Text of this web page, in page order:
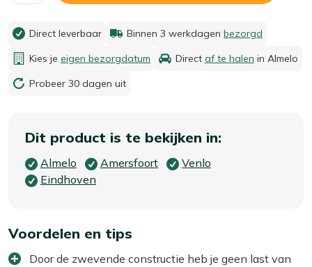
Direct leverbaar Binnen 3 werkdagen bezorgd
Kies je eigen bezorgdatum Direct af te halen in Almelo
Probeer 30 dagen uit
Dit product is te bekijken in:
Almelo Amersfoort
Venlo
Eindhoven
Voordelen en tips
Door de zwevende constructie heb je geen last van